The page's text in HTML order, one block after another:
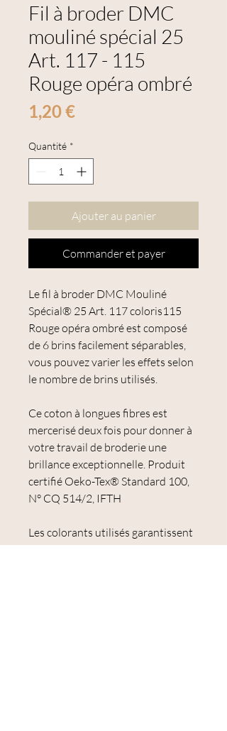
Fil à broder DMC
mouliné spécial 25
Art. 117 - 115
Rouge opéra ombré
1,20 €Prix
Quantité *
Ajouter au panier
Commander et payer
Le fil à broder DMC Mouliné
Spécial® 25 Art. 117 coloris115
Rouge opéra ombré est composé
de 6 brins facilement séparables,
vous pouvez varier les effets selon
le nombre de brins utilisés.
Ce coton à longues fibres est
mercerisé deux fois pour donner à
votre travail de broderie une
brillance exceptionnelle. Produit
certifié Oeko-Tex® Standard 100,
N° CQ 514/2, IFTH
Les colorants utilisés garantissent
une excellente résistance au